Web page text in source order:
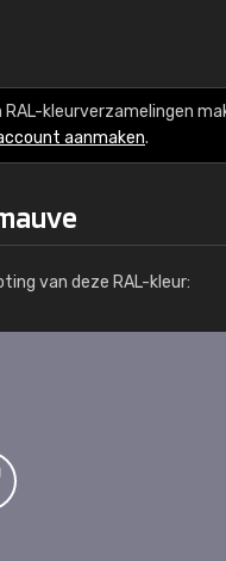
kleurverzamelingen
aanmaken.
van deze RAL-kleur:
RAL